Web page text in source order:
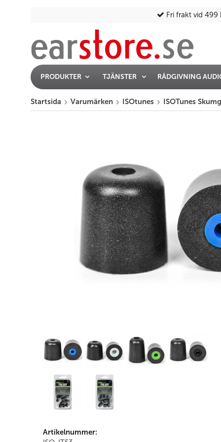
Fri frakt vid 499
PRODUKTER TJÄNSTER RÅDGIVNING
Startsida Varumärken ISOtunes ISOTunes
Artikelnummer: